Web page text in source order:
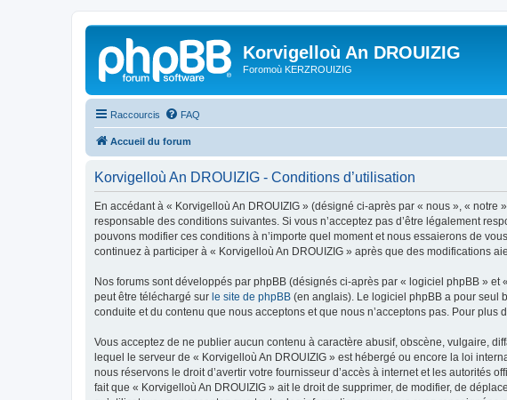
Korvigelloù An DROUIZIG
Foromoù KERZROUIZIG
Raccourcis FAQ
Accueil du forum
Korvigelloù An DROUIZIG - Conditions d’utilisation
En accédant à « Korvigelloù An DROUIZIG » (désigné ci-après par « nous », «
responsable des conditions suivantes. Si vous n’acceptez pas d’être légalement
pouvons modifier ces conditions à n’importe quel moment et nous essaierons de
continuez à participer à « Korvigelloù An DROUIZIG » après que des modifications
Nos forums sont développés par phpBB (désignés ci-après par « logiciel phpBB »
peut être téléchargé sur le site de phpBB (en anglais). Le logiciel phpBB a pour seul
conduite et du contenu que nous acceptons et que nous n’acceptons pas. Pour plus
Vous acceptez de ne publier aucun contenu à caractère abusif, obscène, vulgaire,
lequel le serveur de « Korvigelloù An DROUIZIG » est hébergé ou encore la loi
nous réservons le droit d’avertir votre fournisseur d’accès à internet et les autorités
fait que « Korvigelloù An DROUIZIG » ait le droit de supprimer, de modifier, de